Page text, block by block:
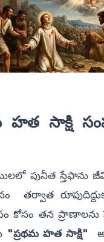
హత సాక్షి
పునీత స్తేఫాను
తర్వాత
కోసం తన
"ప్రథమ హత సాక్షి"